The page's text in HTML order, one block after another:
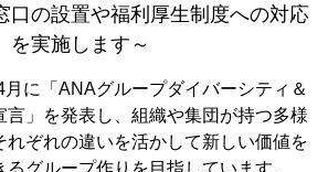
口の設置や福利厚生制度への対応
を実施します～
に「ANAグループダイバーシティ＆
言」を発表し、組織や集団が持つ多様
れぞれの違いを活かして新しい価値を
グループ作りを目指しています。